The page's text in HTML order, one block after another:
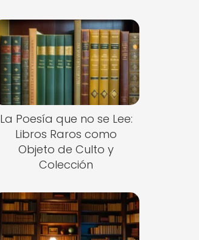
La Poesía que no se Lee:
Libros Raros como
Objeto de Culto y
Colección